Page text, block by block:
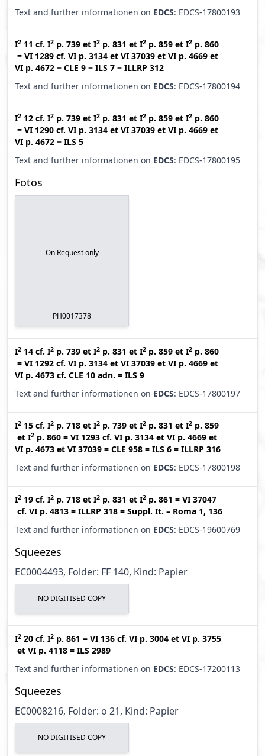
Text and further informationen on EDCS: EDCS-17800193
I2 11 cf. I2 p. 739 et I2 p. 831 et I2 p. 859 et I2 p. 860
= VI 1289 cf. VI p. 3134 et VI 37039 et VI p. 4669 et
VI p. 4672 = CLE 9 = ILS 7 = ILLRP 312
Text and further informationen on EDCS: EDCS-17800194
I2 12 cf. I2 p. 739 et I2 p. 831 et I2 p. 859 et I2 p. 860
= VI 1290 cf. VI p. 3134 et VI 37039 et VI p. 4669 et
VI p. 4672 = ILS 5
Text and further informationen on EDCS: EDCS-17800195
Fotos
On Request only
PH0017378
I2 14 cf. I2 p. 739 et I2 p. 831 et I2 p. 859 et I2 p. 860
= VI 1292 cf. VI p. 3134 et VI 37039 et VI p. 4669 et
VI p. 4673 cf. CLE 10 adn. = ILS 9
Text and further informationen on EDCS: EDCS-17800197
I2 15 cf. I2 p. 718 et I2 p. 739 et I2 p. 831 et I2 p. 859
et I2 p. 860 = VI 1293 cf. VI p. 3134 et VI p. 4669 et
VI p. 4673 et VI 37039 = CLE 958 = ILS 6 = ILLRP 316
Text and further informationen on EDCS: EDCS-17800198
I2 19 cf. I2 p. 718 et I2 p. 831 et I2 p. 861 = VI 37047
cf. VI p. 4813 = ILLRP 318 = Suppl. It. – Roma 1, 136
Text and further informationen on EDCS: EDCS-19600769
Squeezes
EC0004493, Folder: FF 140, Kind: Papier
NO DIGITISED COPY
I2 20 cf. I2 p. 861 = VI 136 cf. VI p. 3004 et VI p. 3755
et VI p. 4118 = ILS 2989
Text and further informationen on EDCS: EDCS-17200113
Squeezes
EC0008216, Folder: o 21, Kind: Papier
NO DIGITISED COPY